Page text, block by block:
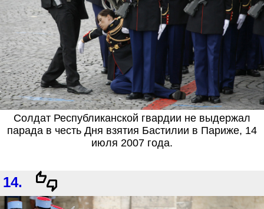
Солдат Республиканской гвардии не выдержал
парада в честь Дня взятия Бастилии в Париже, 14
июля 2007 года.
14.